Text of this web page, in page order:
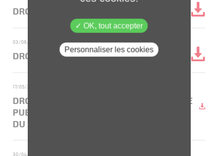
DROITS DE VOTE AU 30 JUIN 2024
03/06/2024 - Droits de vote et actions composant le capital social
DROITS DE VOTE AU 31 MAI 2024
17/05/2024
DROITS DE VOTE AU 17 MAI 2024 (DATE DE
PUBLICATION DE L'AVIS PRÉALABLE À L'AG
DU 25 JUIN 2024)
30/04/2024
OK, tout accepter
Personnaliser les cookies